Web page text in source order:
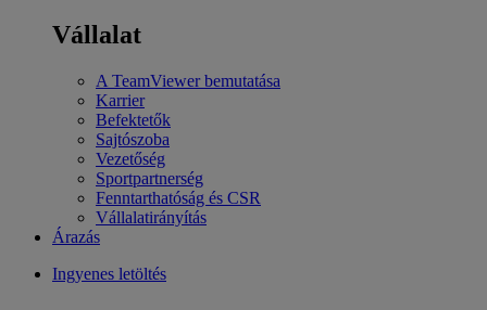
Vállalat
A TeamViewer bemutatása
Karrier
Befektetők
Sajtószoba
Vezetőség
Sportpartnerség
Fenntarthatóság és CSR
Vállalatirányítás
Árazás
Ingyenes letöltés